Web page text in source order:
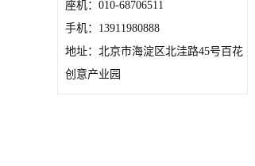
座机：010-68706511
手机：13911980888
地址：北京市海淀区北洼路45号百花
创意产业园